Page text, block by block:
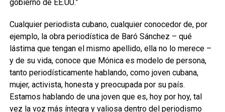
gobierno de EE.UU.”
Cualquier periodista cubano, cualquier conocedor de, por
ejemplo, la obra periodística de Baró Sánchez – qué
lástima que tengan el mismo apellido, ella no lo merece –
y de su vida, conoce que Mónica es modelo de persona,
tanto periodísticamente hablando, como joven cubana,
mujer, activista, honesta y preocupada por su país.
Estamos hablando de una joven que es, hoy por hoy, tal
vez la voz más íntegra y valiosa dentro del periodismo